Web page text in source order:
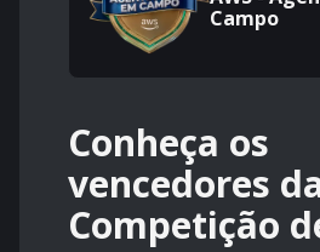
Campo
Conheça os
vencedores
Competição